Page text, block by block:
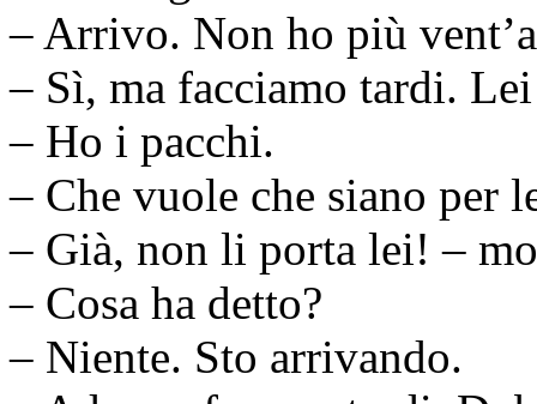
– Arrivo. Non ho più
– Sì, ma facciamo tardi.
– Ho i pacchi.
– Che vuole che siano per
– Già, non li porta lei! –
– Cosa ha detto?
– Niente. Sto arrivando.